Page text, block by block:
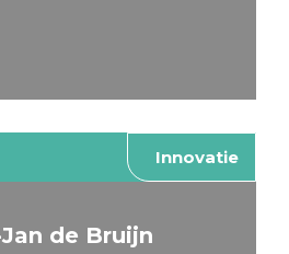
Innovatie
de Bruijn